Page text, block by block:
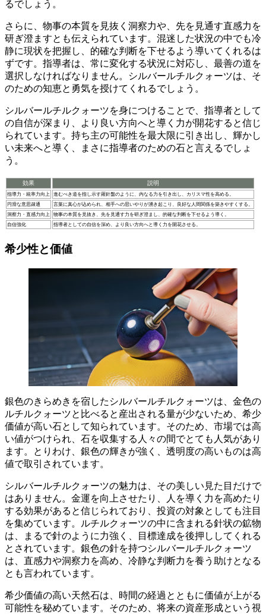
るでしょう。
さらに、 物事の本質を見抜く洞察力や、先を見通す直感力を
研ぎ澄ますとも伝えられています。混迷した状況の中でも冷
静に現状を把握し、的確な判断を下せるよう導いてくれるは
ずです。指導者は、常に変化する状況に対応し、最善の道を
選択しなければなりません。シルバールチルクォーツは、そ
のための知恵と勇気を授けてくれるでしょう。
シルバールチルクォーツを身につけることで、指導者として
の自信が深まり、より良い方向へと導く力が開花する と信じ
られています。持ち主の可能性を最大限に引き出し、輝かし
い未来へと導く、まさに指導者のための石と言えるでしょ
う。
効果 説明
指導力・統率力向上
進むべき道を指し示す羅針盤のように、内なる力を引き出し、カリスマ性を高める。
円滑な意思疎通
言葉に真心が込められ、相手への思いやりが湧き起こり、良好な人間関係を築きやすくする。
洞察力・直感力向上
物事の本質を見抜き、先を見通す力を研ぎ澄まし、的確な判断を下せるよう導く。
自信強化
指導者としての自信を深め、より良い方向へと導く力を開花させる。
希少性と価値
銀色のきらめきを宿したシルバールチルクォーツは、金色の
ルチルクォーツと比べると産出される量が少ないため、希少
価値が高い石として知られています。 そのため、市場では高
い値がつけられ、石を収集する人々の間でとても人気があり
ます。とりわけ、銀色の輝きが強く、透明度の高いものは高
値で取引されています。
シルバールチルクォーツの魅力は、その美しい見た目だけで
はありません。 金運を向上させたり、人を導く力を高めたり
する効果があると信じられており、投資の対象としても注目
を集めています。
ルチルクォーツの中に含まれる針状の鉱物
は、まるで針のように力強く、目標達成を後押ししてくれる
とされています。銀色の針を持つシルバールチルクォーツ
は、直感力や洞察力を高め、冷静な判断力を養う助けとなる
とも言われています。
希少価値の高い天然石は、時間の経過とともに価値が上がる
可能性を秘めています。 そのため、将来の資産形成という視